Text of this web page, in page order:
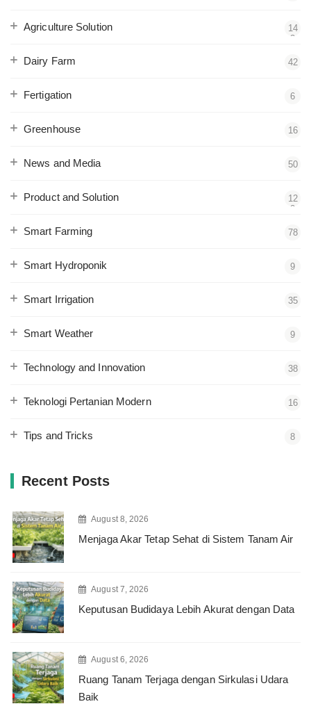
Agriculture Solution
14
3
Dairy Farm 42
Fertigation 6
Greenhouse 16
News and Media 50
Product and Solution
12
2
Smart Farming 78
Smart Hydroponik 9
Smart Irrigation 35
Smart Weather 9
Technology and Innovation 38
Teknologi Pertanian Modern 16
Tips and Tricks 8
Recent Posts
August 8, 2026
Menjaga Akar Tetap Sehat di Sistem Tanam Air
August 7, 2026
Keputusan Budidaya Lebih Akurat dengan Data
August 6, 2026
Ruang Tanam Terjaga dengan Sirkulasi Udara
Baik